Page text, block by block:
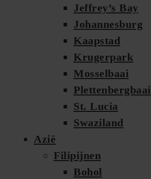
Jeffrey’s Bay
Johannesburg
Kaapstad
Krugerpark
Mosselbaai
Plettenbergbaai
St. Lucia
Swaziland
Azië
Filipijnen
Bohol